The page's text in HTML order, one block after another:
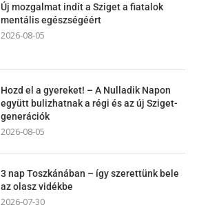
Új mozgalmat indít a Sziget a fiatalok
mentális egészségéért
2026-08-05
Hozd el a gyereket! – A Nulladik Napon
együtt bulizhatnak a régi és az új Sziget-
generációk
2026-08-05
3 nap Toszkánában – így szerettünk bele
az olasz vidékbe
2026-07-30